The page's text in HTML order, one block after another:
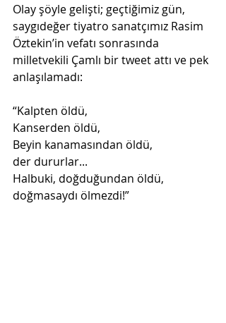
Olay şöyle gelişti; geçtiğimiz gün,
saygıdeğer tiyatro sanatçımız Rasim
Öztekin’in vefatı sonrasında
milletvekili Çamlı bir tweet attı ve pek
anlaşılamadı:
“Kalpten öldü,
Kanserden öldü,
Beyin kanamasından öldü,
der dururlar...
Halbuki, doğduğundan öldü,
doğmasaydı ölmezdi!”